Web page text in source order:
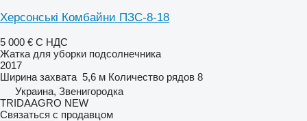
Херсонські Комбайни ПЗС-8-18
5 000 € С НДС
Жатка для уборки подсолнечника
2017
Ширина захвата 5,6 м Количество рядов 8
Украина, Звенигородка
TRIDAAGRO NEW
Связаться с продавцом